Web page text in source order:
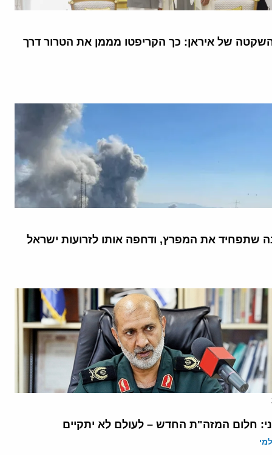
של איראן: כך הקריפטו מממן את הטרור דרך
שתפחיד את המפרץ, ודחפה אותו לזרועות ישראל
חלום המזה"ת החדש – לעולם לא יתקיים